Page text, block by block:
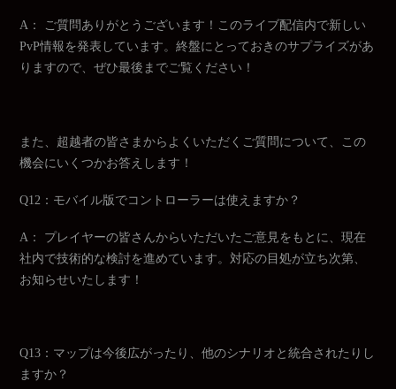
A： ご質問ありがとうございます！このライブ配信内で新しい
PvP情報を発表しています。終盤にとっておきのサプライズがあ
りますので、ぜひ最後までご覧ください！
また、超越者の皆さまからよくいただくご質問について、この
機会にいくつかお答えします！
Q12：モバイル版でコントローラーは使えますか？
A： プレイヤーの皆さんからいただいたご意見をもとに、現在
社内で技術的な検討を進めています。対応の目処が立ち次第、
お知らせいたします！
Q13：マップは今後広がったり、他のシナリオと統合されたりし
ますか？